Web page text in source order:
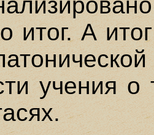
итог. А
учения